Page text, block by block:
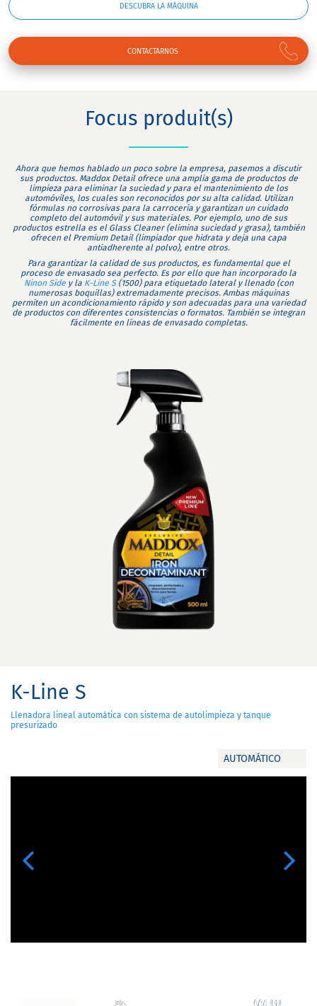
DESCUBRA LA MÁQUINA
CONTACTARNOS
Focus produit(s)
Ahora que hemos hablado un poco sobre la empresa, pasemos a discutir
sus productos. Maddox Detail ofrece una amplia gama de productos de
limpieza para eliminar la suciedad y para el mantenimiento de los
automóviles, los cuales son reconocidos por su alta calidad. Utilizan
fórmulas no corrosivas para la carrocería y garantizan un cuidado
completo del automóvil y sus materiales. Por ejemplo, uno de sus
productos estrella es el Glass Cleaner (elimina suciedad y grasa), también
ofrecen el Premium Detail (limpiador que hidrata y deja una capa
antiadherente al polvo), entre otros.
Para garantizar la calidad de sus productos, es fundamental que el
proceso de envasado sea perfecto. Es por ello que han incorporado la
Ninon Sidey la K-Line S(1500) para etiquetado lateral y llenado (con
numerosas boquillas) extremadamente precisos. Ambas máquinas
permiten un acondicionamiento rápido y son adecuadas para una variedad
de productos con diferentes consistencias o formatos. También se integran
fácilmente en líneas de envasado completas.
AUTOMÁTICO
Previous Next
K-Line S
Llenadora lineal automática con sistema de autolimpieza y tanque
presurizado